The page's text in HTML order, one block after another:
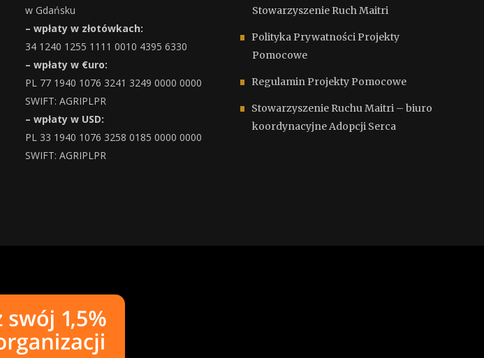
w Gdańsku
– wpłaty w złotówkach:
34 1240 1255 1111 0010 4395 6330
– wpłaty w €uro:
PL 77 1940 1076 3241 3249 0000 0000
SWIFT: AGRIPLPR
– wpłaty w USD:
PL 33 1940 1076 3258 0185 0000 0000
SWIFT: AGRIPLPR
Stowarzyszenie Ruch Maitri
Polityka Prywatności Projekty
Pomocowe
Regulamin Projekty Pomocowe
Stowarzyszenie Ruchu Maitri – biuro
koordynacyjne Adopcji Serca